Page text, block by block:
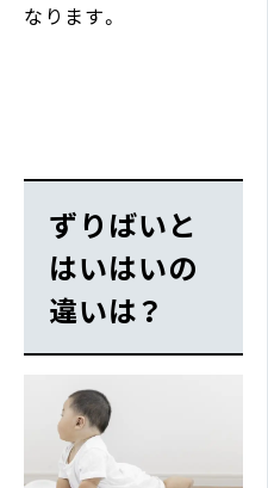
なります。
ずりばいと
はいはいの
違いは？